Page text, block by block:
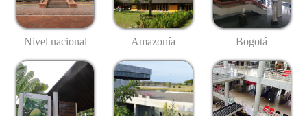
Nivel nacional Amazonía Bogotá